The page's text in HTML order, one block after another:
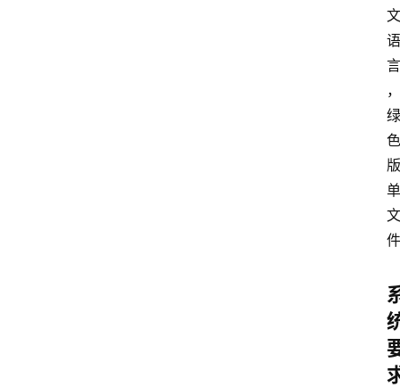
文
语
言
，
绿
色
版
单
文
件